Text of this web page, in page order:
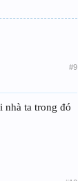
#9
nhà ta trong đó